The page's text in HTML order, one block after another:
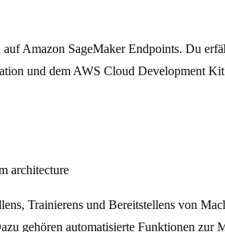
Amazon SageMaker Endpoints. Du
und dem AWS Cloud Development
Trainierens und Bereitstellens von
gehören automatisierte Funktionen